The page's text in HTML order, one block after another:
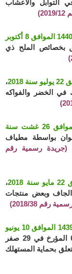
التوابل والأعشاب
قرار وزاري مشترك مؤرخ في 28 محرم عام 1440 الموافق 8 أكتوبر
بخصائص الملح ذي
،
الخضر والفواكه
قرار مؤرخ في 15 ذي الحجّة عام 1439 الموافق 26 غشت سنة
بواسطة مطياف
(جريدة رسمية رقم
،
الجاف وبعض منتجات
رقم 2018/38)
قانون رقم 18-09 مؤرخ في 25 رمضان عام 1439 الموافق 10 يونيو
، يعدل ويتمم القانون رقم 09-03 المؤرخ في 29 صفر
25 فبراير سنة 2009 والمتعلق بحماية المستهلك